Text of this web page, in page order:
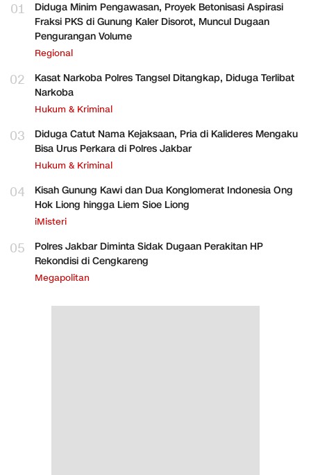
01
Diduga Minim Pengawasan, Proyek Betonisasi Aspirasi
Fraksi PKS di Gunung Kaler Disorot, Muncul Dugaan
Pengurangan Volume
Regional
02
Kasat Narkoba Polres Tangsel Ditangkap, Diduga Terlibat
Narkoba
Hukum & Kriminal
03
Diduga Catut Nama Kejaksaan, Pria di Kalideres Mengaku
Bisa Urus Perkara di Polres Jakbar
Hukum & Kriminal
04
Kisah Gunung Kawi dan Dua Konglomerat Indonesia Ong
Hok Liong hingga Liem Sioe Liong
iMisteri
05
Polres Jakbar Diminta Sidak Dugaan Perakitan HP
Rekondisi di Cengkareng
Megapolitan